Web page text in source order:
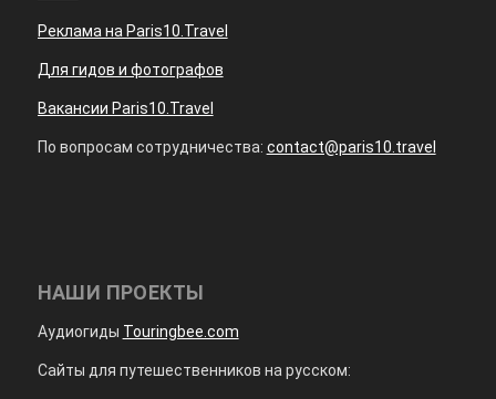
Реклама на Paris10.Travel
Для гидов и фотографов
Вакансии Paris10.Travel
По вопросам сотрудничества: contact@paris10.travel
НАШИ ПРОЕКТЫ
Аудиогиды Touringbee.com
Сайты для путешественников на русском: